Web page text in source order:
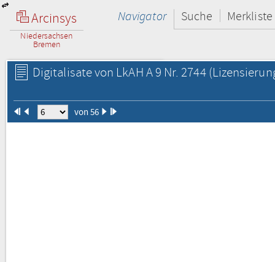
Arcinsys
Niedersachsen
Bremen
Navigator Suche Merkliste
Digitalisate von LkAH A 9 Nr. 2744
von 56